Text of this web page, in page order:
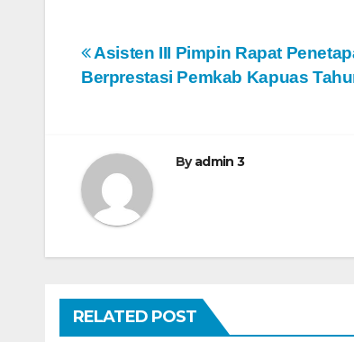
N
i
g
i
Asisten III Pimpin Rapat
Berprestasi Pemkab Kapuas
Byadmin 3
RELATED POST